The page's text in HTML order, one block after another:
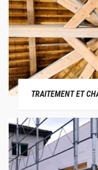
TRAITEMENT ET